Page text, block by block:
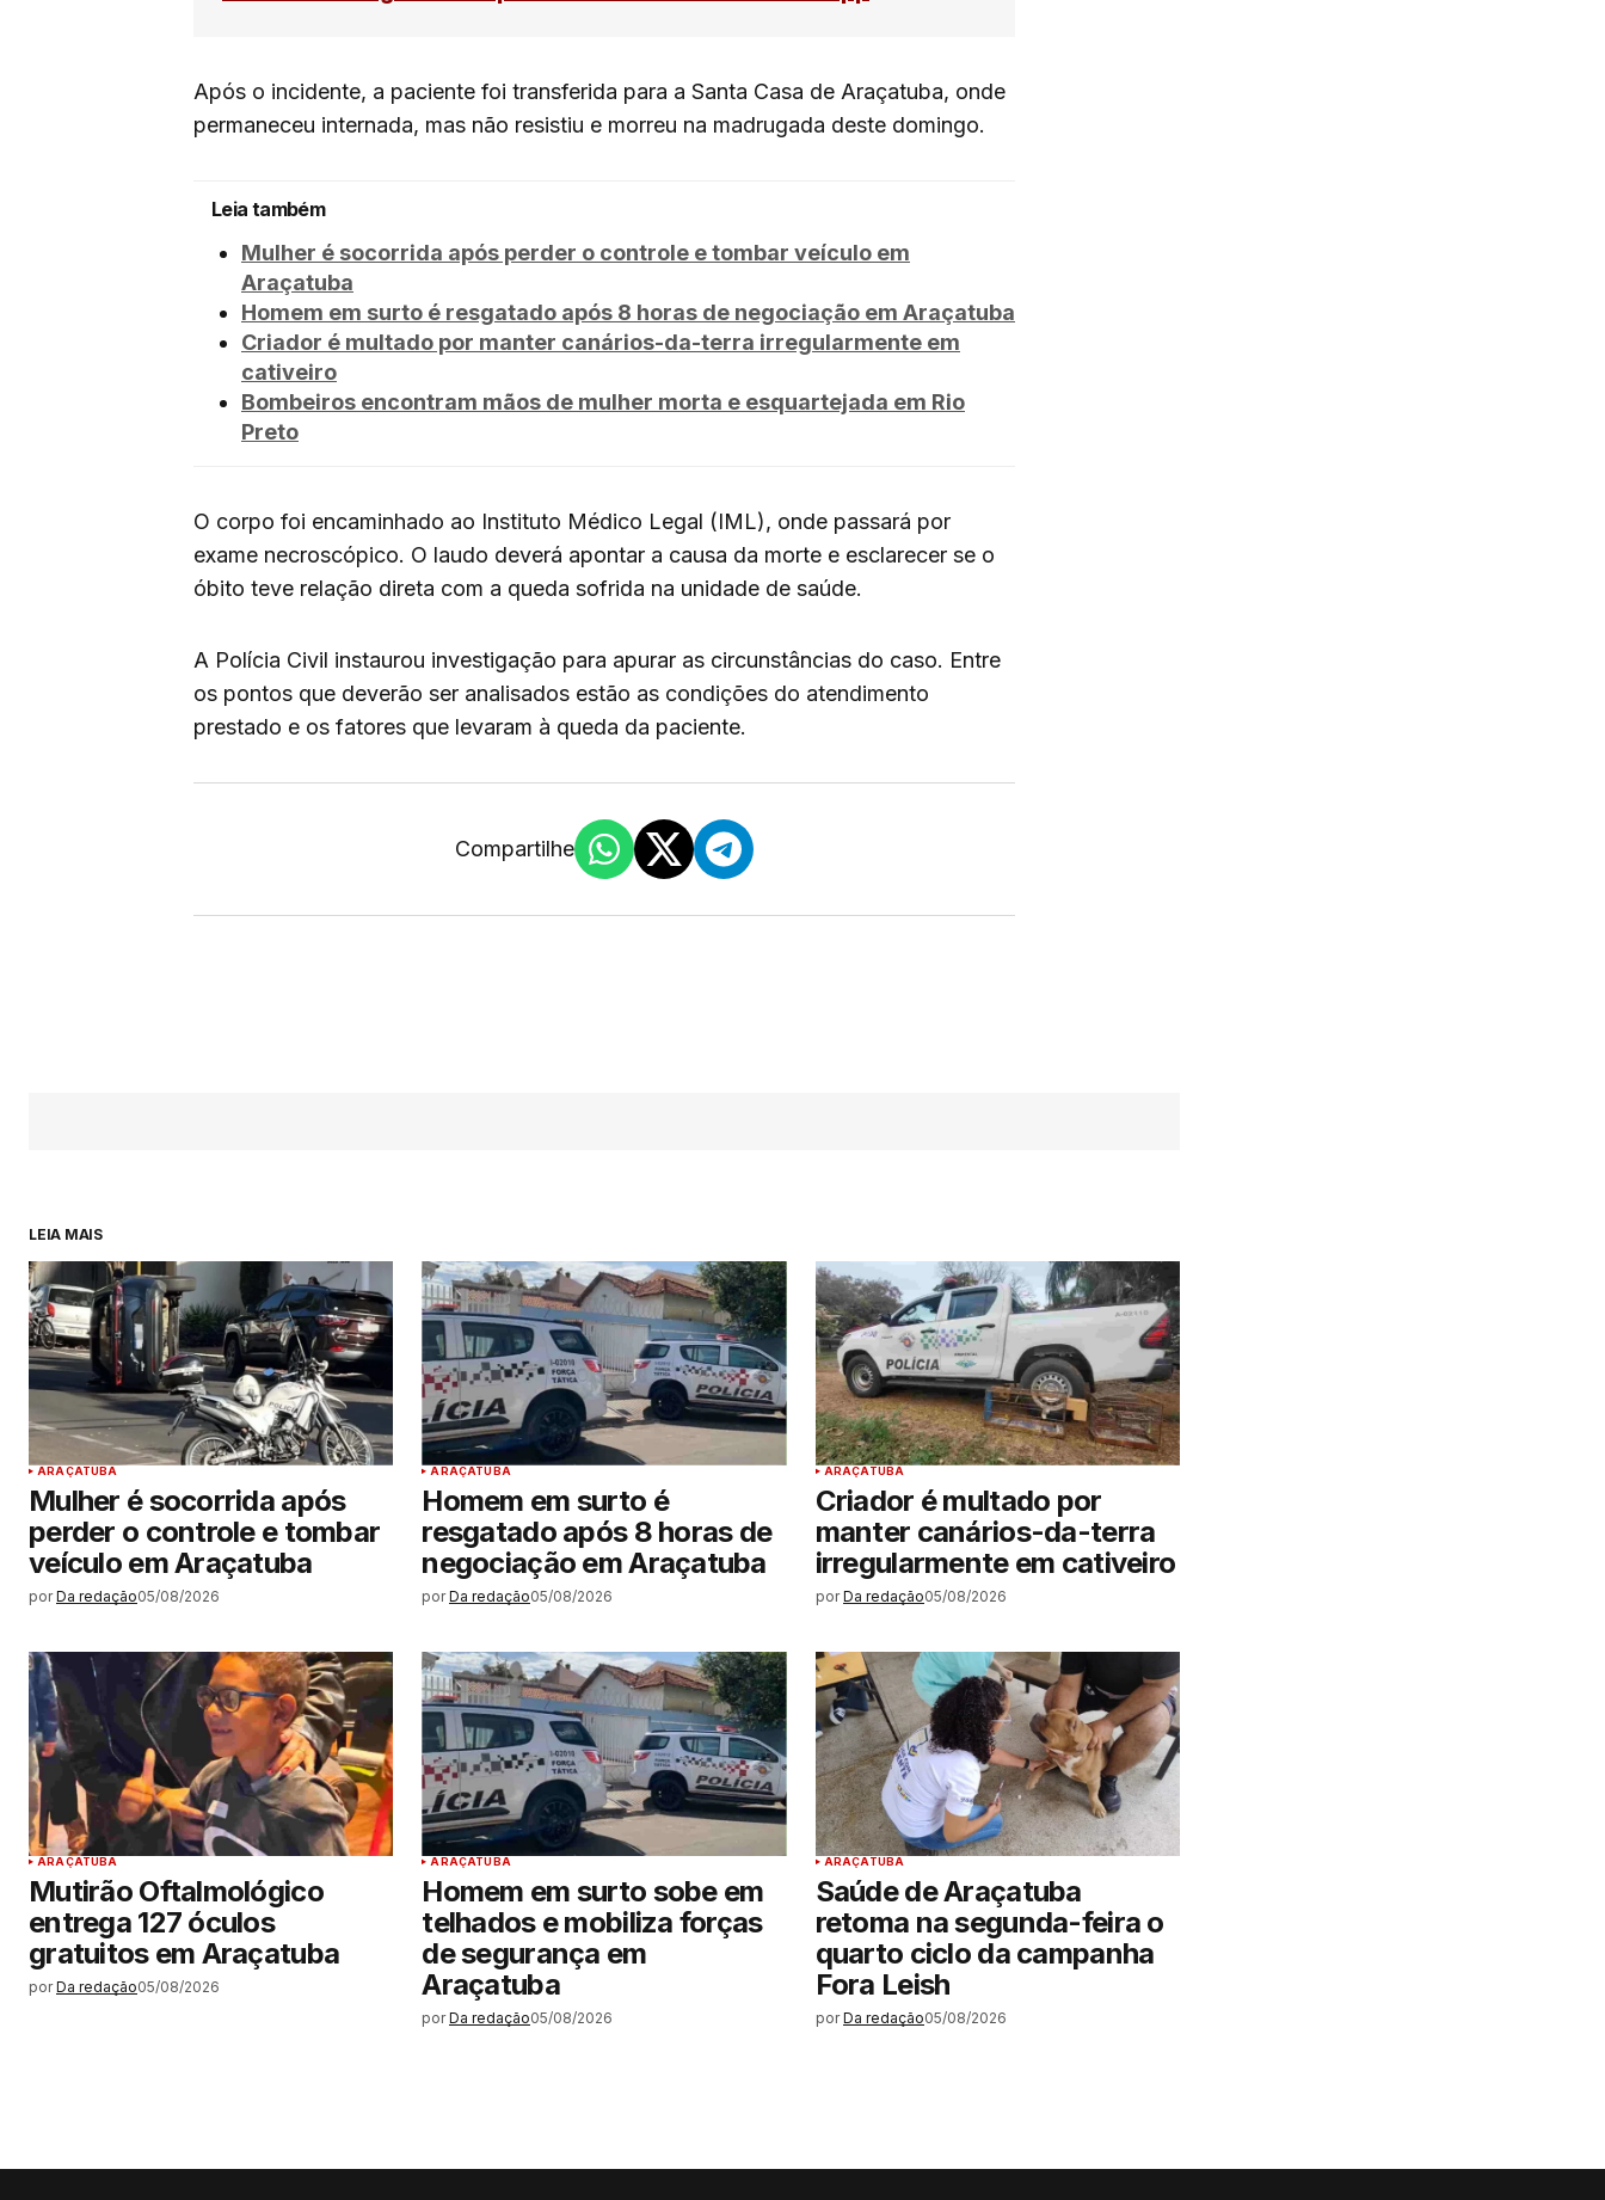
Após o incidente, a paciente foi transferida para a Santa Casa de Araçatuba, onde
permaneceu internada, mas não resistiu e morreu na madrugada deste domingo.
Leia também
Mulher é socorrida após perder o controle e tombar veículo em
Araçatuba
Homem em surto é resgatado após 8 horas de negociação em Araçatuba
Criador é multado por manter canários-da-terra irregularmente em
cativeiro
Bombeiros encontram mãos de mulher morta e esquartejada em Rio
Preto
O corpo foi encaminhado ao Instituto Médico Legal (IML), onde passará por
exame necroscópico. O laudo deverá apontar a causa da morte e esclarecer se o
óbito teve relação direta com a queda sofrida na unidade de saúde.
A Polícia Civil instaurou investigação para apurar as circunstâncias do caso. Entre
os pontos que deverão ser analisados estão as condições do atendimento
prestado e os fatores que levaram à queda da paciente.
Compartilhe
LEIA MAIS
ARAÇATUBA
Mulher é socorrida após
perder o controle e tombar
veículo em Araçatuba
por Da redação05/08/2026
ARAÇATUBA
Homem em surto é
resgatado após 8 horas de
negociação em Araçatuba
por Da redação05/08/2026
ARAÇATUBA
Criador é multado por
manter canários-da-terra
irregularmente em cativeiro
por Da redação05/08/2026
ARAÇATUBA
Mutirão Oftalmológico
entrega 127 óculos
gratuitos em Araçatuba
por Da redação05/08/2026
ARAÇATUBA
Homem em surto sobe em
telhados e mobiliza forças
de segurança em
Araçatuba
por Da redação05/08/2026
ARAÇATUBA
Saúde de Araçatuba
retoma na segunda-feira o
quarto ciclo da campanha
Fora Leish
por Da redação05/08/2026